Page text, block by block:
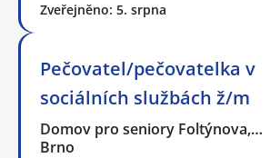
Zveřejněno: 5. srpna
Pečovatel/pečovatelka v
sociálních službách ž/m
Domov pro seniory Foltýnova,…
Brno